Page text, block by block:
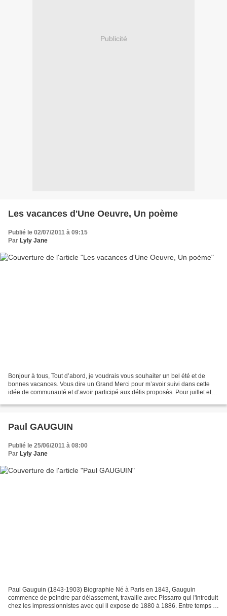
Publicité
Les vacances d'Une Oeuvre, Un poème
Publié le 02/07/2011 à 09:15
Par Lyly Jane
Bonjour à tous, Tout d’abord, je voudrais vous souhaiter un bel été et de
bonnes vacances. Vous dire un Grand Merci pour m’avoir suivi dans cette
idée de communauté et d’avoir participé aux défis proposés. Pour juillet et
Paul GAUGUIN
Publié le 25/06/2011 à 08:00
Par Lyly Jane
Paul Gauguin (1843-1903) Biographie Né à Paris en 1843, Gauguin
commence de peindre par délassement, travaille avec Pissarro qui l'introduit
chez les impressionnistes avec qui il expose de 1880 à 1886. Entre temps il